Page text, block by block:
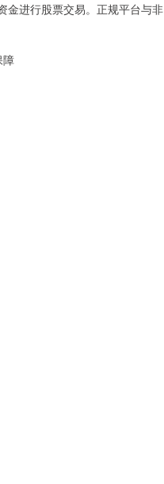
金进行股票交易。正规平台与非
障